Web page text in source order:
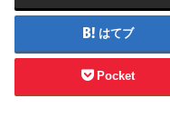
はてブ
Pocket